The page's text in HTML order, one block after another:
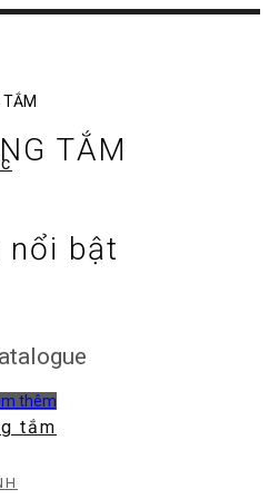
tắm
TẮM
TẮM
nổi bật
thêm